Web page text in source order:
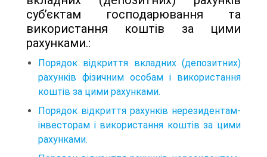
суб’єктам господарювання та
використання коштів за цими
рахунками.:
Порядок відкриття вкладних (депозитних)
рахунків фізичним особам і використання
коштів за цими рахунками.
Порядок відкриття рахунків нерезидентам-
інвесторам і використання коштів за цими
рахунками.